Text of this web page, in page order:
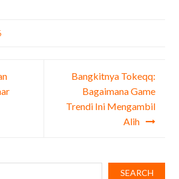
Bangkitnya Tokeqq:
Bagaimana Game
Trendi Ini Mengambil
Alih
SEARCH